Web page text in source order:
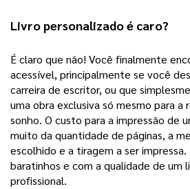
Livro personalizado é caro?
É claro que não! Você finalmente
acessível, principalmente se você
carreira de escritor, ou que
uma obra exclusiva só mesmo para a
sonho. O custo para a impressão de
muito da quantidade de páginas, a
escolhido e a tiragem a ser
baratinhos e com a qualidade de um
profissional.